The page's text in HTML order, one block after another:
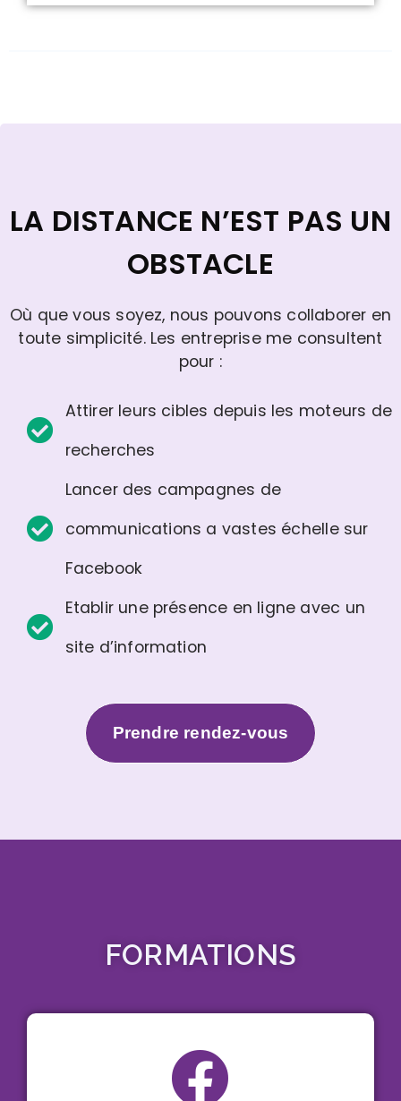
LA DISTANCE N’EST PAS UN
OBSTACLE
Où que vous soyez, nous pouvons collaborer en
toute simplicité. Les entreprise me consultent
pour :
Attirer leurs cibles depuis les moteurs de
recherches
Lancer des campagnes de
communications a vastes échelle sur
Facebook
Etablir une présence en ligne avec un
site d’information
Prendre rendez-vous
FORMATIONS